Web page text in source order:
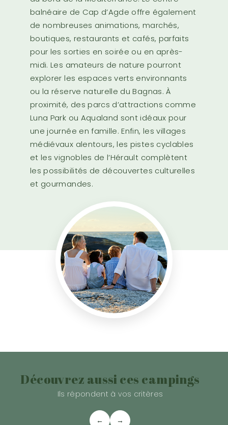
balnéaire de Cap d’Agde offre également
de nombreuses animations, marchés,
boutiques, restaurants et cafés, parfaits
pour les sorties en soirée ou en après-
midi. Les amateurs de nature pourront
explorer les espaces verts environnants
ou la réserve naturelle du Bagnas. À
proximité, des parcs d’attractions comme
Luna Park ou Aqualand sont idéaux pour
une journée en famille. Enfin, les villages
médiévaux alentours, les pistes cyclables
et les vignobles de l’Hérault complètent
les possibilités de découvertes culturelles
et gourmandes.
Découvrez aussi ces campings
Ils répondent à vos critères
← →